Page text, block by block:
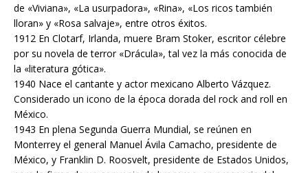
de «Viviana», «La usurpadora», «Rina», «Los ricos también
lloran» y «Rosa salvaje», entre otros éxitos.
1912 En Clotarf, Irlanda, muere Bram Stoker, escritor célebre
por su novela de terror «Drácula», tal vez la más conocida de
la «literatura gótica».
1940 Nace el cantante y actor mexicano Alberto Vázquez.
Considerado un icono de la época dorada del rock and roll en
México.
1943 En plena Segunda Guerra Mundial, se reúnen en
Monterrey el general Manuel Ávila Camacho, presidente de
México, y Franklin D. Roosvelt, presidente de Estados Unidos,